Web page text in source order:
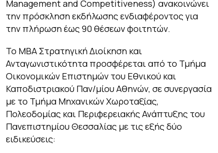
Management and Competitiveness) ανακοινώνει
την πρόσκληση εκδήλωσης ενδιαφέροντος για
την πλήρωση έως 90 θέσεων φοιτητών.
Το MBA Στρατηγική Διοίκηση και
Ανταγωνιστικότητα προσφέρεται από το Τμήμα
Οικονομικών Επιστημών του Εθνικού και
Καποδιστριακού Παν/μίου Αθηνών, σε συνεργασία
με το Τμήμα Μηχανικών Χωροταξίας,
Πολεοδομίας και Περιφερειακής Ανάπτυξης του
Πανεπιστημίου Θεσσαλίας με τις εξής δύο
ειδικεύσεις: